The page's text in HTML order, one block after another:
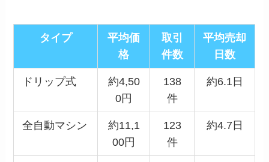
タイプ
平均価
格
取引
件数
平均売却
日数
ドリップ式
約4,50
0円
138
件
約6.1日
全自動マシン
約11,1
00円
123
件
約4.7日